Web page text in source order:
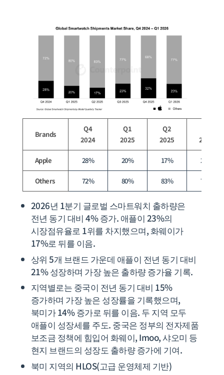
Brands
Q4
2024
Q1
2025
Q2
2025
2025
Apple 28% 20% 17% 23%
Others 72% 80% 83% 77%
2026년 1분기 글로벌 스마트워치 출하량은
전년 동기 대비 4% 증가. 애플이 23%의
시장점유율로 1위를 차지했으며, 화웨이가
17%로 뒤를 이음.
상위 5개 브랜드 가운데 애플이 전년 동기 대비
21% 성장하며 가장 높은 출하량 증가율 기록.
지역별로는 중국이 전년 동기 대비 15%
증가하며 가장 높은 성장률을 기록했으며,
북미가 14% 증가로 뒤를 이음. 두 지역 모두
애플이 성장세를 주도. 중국은 정부의 전자제품
보조금 정책에 힘입어 화웨이, Imoo, 샤오미 등
현지 브랜드의 성장도 출하량 증가에 기여.
북미 지역의 HLOS(고급 운영체제 기반)